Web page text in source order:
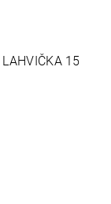
15